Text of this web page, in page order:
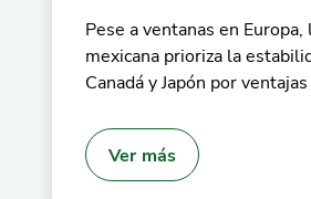
Pese a ventanas en
mexicana prioriza la
Canadá y Japón por
Ver más